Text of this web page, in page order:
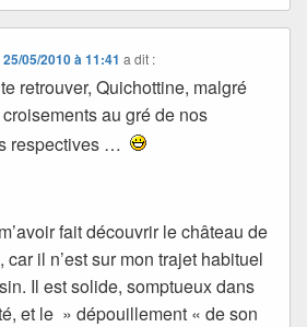
25/05/2010 à 11:41 a dit :
retrouver, Quichottine, malgré
au gré de nos
respectives …
fait découvrir le château de
car il n’est sur mon trajet habituel
Il est solide, somptueux dans
et le » dépouillement « de son